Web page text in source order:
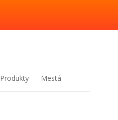
Produkty Mestá